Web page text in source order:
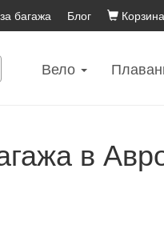
багажа Блог Корзина
Вело
в